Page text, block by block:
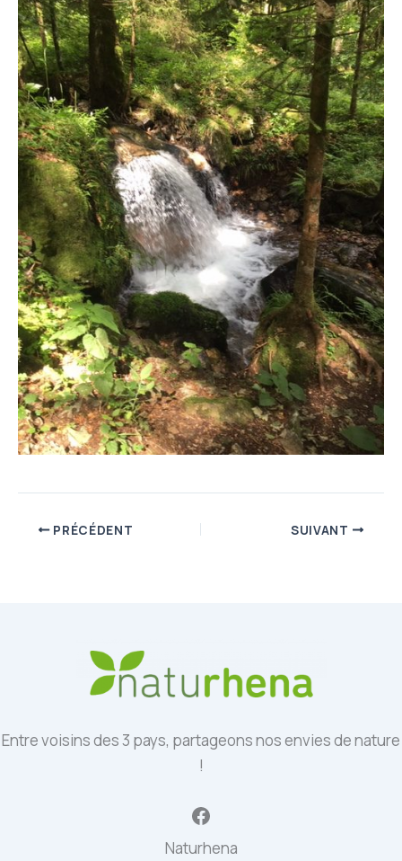
PRÉCÉDENT SUIVANT
Entre voisins des 3 pays, partageons nos envies de nature
!
Facebook
Naturhena